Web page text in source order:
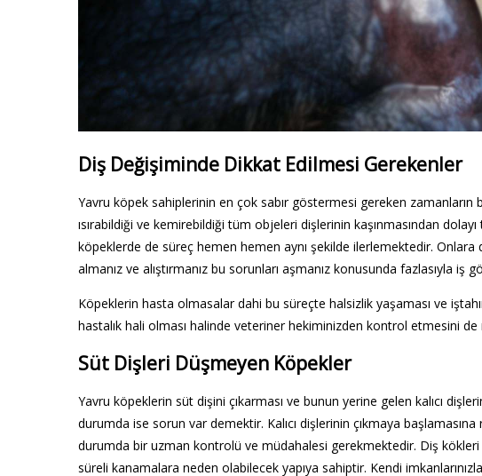
Diş Değişiminde Dikkat Edilmesi Gerekenler
Yavru köpek sahiplerinin en çok sabır göstermesi gereken zamanların
ısırabildiği ve kemirebildiği tüm objeleri dişlerinin kaşınmasından
köpeklerde de süreç hemen hemen aynı şekilde ilerlemektedir. Onlara
almanız ve alıştırmanız bu sorunları aşmanız konusunda fazlasıyla iş
Köpeklerin hasta olmasalar dahi bu süreçte halsizlik yaşaması ve
hastalık hali olması halinde veteriner hekiminizden kontrol etmesini
Süt Dişleri Düşmeyen Köpekler
Yavru köpeklerin süt dişini çıkarması ve bunun yerine gelen kalıcı
durumda ise sorun var demektir. Kalıcı dişlerinin çıkmaya
durumda bir uzman kontrolü ve müdahalesi gerekmektedir. Diş
süreli kanamalara neden olabilecek yapıya sahiptir. Kendi